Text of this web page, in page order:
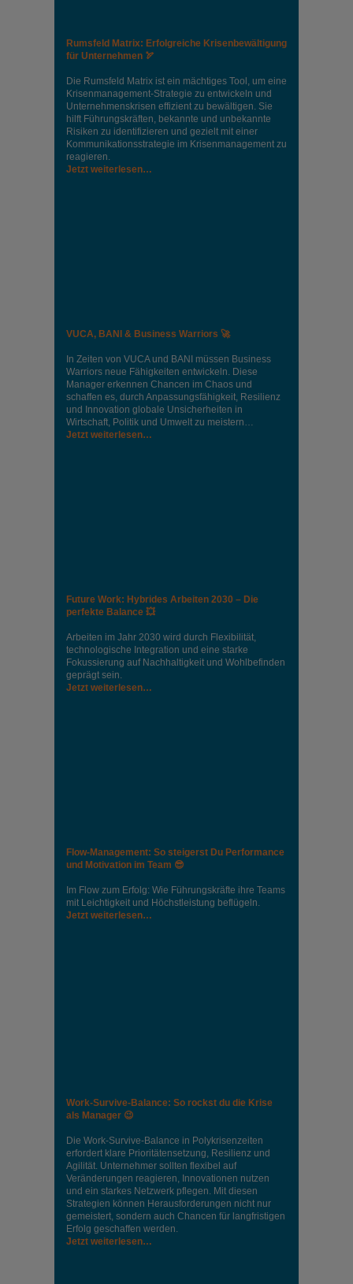
Rumsfeld Matrix: Erfolgreiche Krisenbewältigung
für Unternehmen 🏹
Die Rumsfeld Matrix ist ein mächtiges Tool, um eine
Krisenmanagement-Strategie zu entwickeln und
Unternehmenskrisen effizient zu bewältigen. Sie
hilft Führungskräften, bekannte und unbekannte
Risiken zu identifizieren und gezielt mit einer
Kommunikationsstrategie im Krisenmanagement zu
reagieren.
Jetzt weiterlesen…
VUCA, BANI & Business Warriors 🚀
In Zeiten von VUCA und BANI müssen Business
Warriors neue Fähigkeiten entwickeln. Diese
Manager erkennen Chancen im Chaos und
schaffen es, durch Anpassungsfähigkeit, Resilienz
und Innovation globale Unsicherheiten in
Wirtschaft, Politik und Umwelt zu meistern…
Jetzt weiterlesen…
Future Work: Hybrides Arbeiten 2030 – Die
perfekte Balance 💥
Arbeiten im Jahr 2030 wird durch Flexibilität,
technologische Integration und eine starke
Fokussierung auf Nachhaltigkeit und Wohlbefinden
geprägt sein.
Jetzt weiterlesen…
Flow-Management: So steigerst Du Performance
und Motivation im Team 😎
Im Flow zum Erfolg: Wie Führungskräfte ihre Teams
mit Leichtigkeit und Höchstleistung beflügeln.
Jetzt weiterlesen…
Work-Survive-Balance: So rockst du die Krise
als Manager 😉
Die Work-Survive-Balance in Polykrisenzeiten
erfordert klare Prioritätensetzung, Resilienz und
Agilität. Unternehmer sollten flexibel auf
Veränderungen reagieren, Innovationen nutzen
und ein starkes Netzwerk pflegen. Mit diesen
Strategien können Herausforderungen nicht nur
gemeistert, sondern auch Chancen für langfristigen
Erfolg geschaffen werden.
Jetzt weiterlesen…